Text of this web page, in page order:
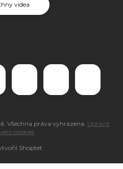
videa
Shoptet
. Všechna práva vyhrazena. Upravit
cookies